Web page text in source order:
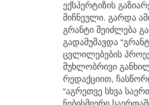
ექსპერტიზის
მიჩნეული. გარდა
გრანტი შეიძლება
გადამუშავდა
ცვლილებების
მუხლობრივი
რედაქციით,
“აგრეთვე სხვა